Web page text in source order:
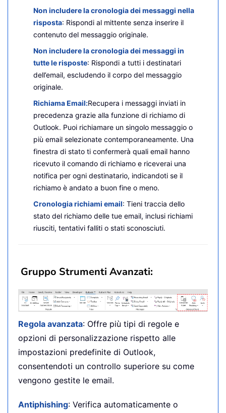
Non includere la cronologia dei messaggi nella
risposta: Rispondi al mittente senza inserire il
contenuto del messaggio originale.
Non includere la cronologia dei messaggi in
tutte le risposte: Rispondi a tutti i destinatari
dell’email, escludendo il corpo del messaggio
originale.
Richiama Email:Recupera i messaggi inviati in
precedenza grazie alla funzione di richiamo di
Outlook. Puoi richiamare un singolo messaggio o
più email selezionate contemporaneamente. Una
finestra di stato ti confermerà quali email hanno
ricevuto il comando di richiamo e riceverai una
notifica per ogni destinatario, indicandoti se il
richiamo è andato a buon fine o meno.
Cronologia richiami email: Tieni traccia dello
stato del richiamo delle tue email, inclusi richiami
riusciti, tentativi falliti o stati sconosciuti.
Gruppo Strumenti Avanzati:
Regola avanzata: Offre più tipi di regole e
opzioni di personalizzazione rispetto alle
impostazioni predefinite di Outlook,
consentendoti un controllo superiore su come
vengono gestite le email.
Antiphishing: Verifica automaticamente o